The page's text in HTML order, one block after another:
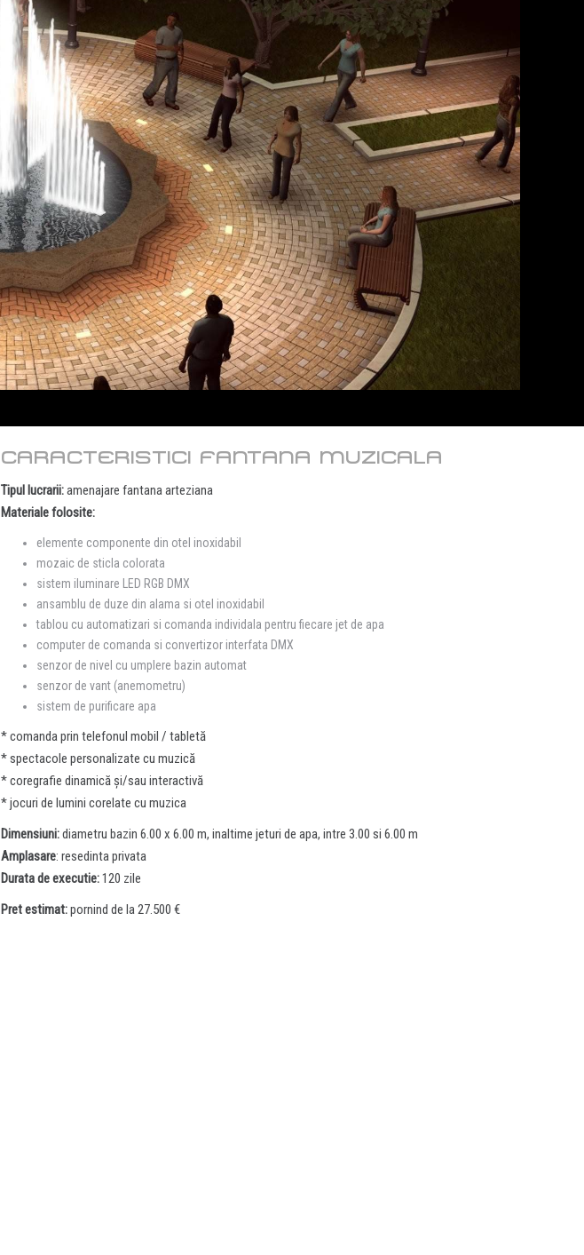
CARACTERISTICI FANTANA MUZICALA
Tipul lucrarii:amenajare fantana arteziana
Materiale folosite:
elemente componente din otel inoxidabil
mozaic de sticla colorata
sistem iluminare LED RGB DMX
ansamblu de duze din alama si otel inoxidabil
tablou cu automatizari si comanda individala pentru fiecare jet de apa
computer de comanda si convertizor interfata DMX
senzor de nivel cu umplere bazin automat
senzor de vant (anemometru)
sistem de purificare apa
* comanda prin telefonul mobil / tabletă
* spectacole personalizate cu muzică
* coregrafie dinamică și/sau interactivă
* jocuri de lumini corelate cu muzica
Dimensiuni:diametru bazin 6.00 x 6.00 m, inaltime jeturi de apa, intre 3.00 si 6.00 m
Amplasare: resedinta privata
Durata de executie:120 zile
Pret estimat:pornind de la 27.500 €